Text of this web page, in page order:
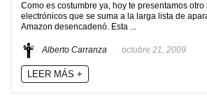
Como es costumbre ya, hoy te presentamos
electrónicos que se suma a la larga lista de
Amazon desencadenó. Esta ...
Alberto Carranza octubre 21, 2009
LEER MÁS +